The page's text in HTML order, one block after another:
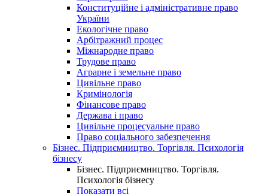
Конституційне і адміністративне право
України
Екологічне право
Арбітражний процес
Міжнародне право
Трудове право
Аграрне і земельне право
Цивільне право
Кримінологія
Фінансове право
Держава і право
Цивільне процесуальне право
Право соціального забезпечення
Бізнес. Підприємництво. Торгівля. Психологія
бізнесу
Бізнес. Підприємництво. Торгівля.
Психологія бізнесу
Показати всі